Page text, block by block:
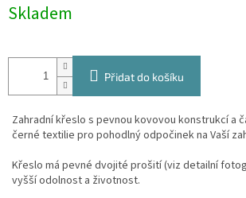
cena:
Skladem
Přidat do košíku
Zahradní křeslo s pevnou kovovou konstrukcí a
černé textilie pro pohodlný odpočinek na Vaší
Křeslo má pevné dvojité prošití (viz detailní
vyšší odolnost a životnost.